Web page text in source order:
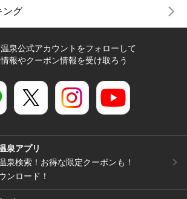
ング
泉公式アカウントをフォローして
報やクーポン情報を受け取ろう
泉アプリ
泉検索！お得な限定クーポンも！
ンロード！